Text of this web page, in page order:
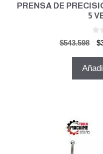
PRENSA DE
5
$543.598
El
$